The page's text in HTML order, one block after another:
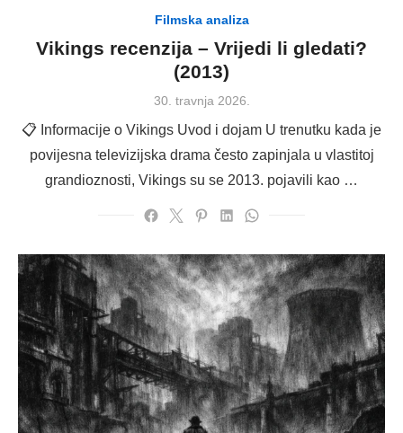
Filmska analiza
Vikings recenzija – Vrijedi li gledati?
(2013)
Posted
30. travnja 2026.
📋 Informacije o Vikings Uvod i dojam U trenutku kada je
povijesna televizijska drama često zapinjala u vlastitoj
grandioznosti, Vikings su se 2013. pojavili kao …